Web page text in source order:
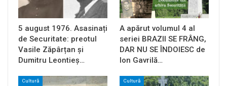
5 august 1976. Asasinați
de Securitate: preotul
Vasile Zăpârțan și
Dumitru Leontieș…
A apărut volumul 4 al
seriei BRAZII SE FRÂNG,
DAR NU SE ÎNDOIESC de
Ion Gavrilă…
Cultură Cultură